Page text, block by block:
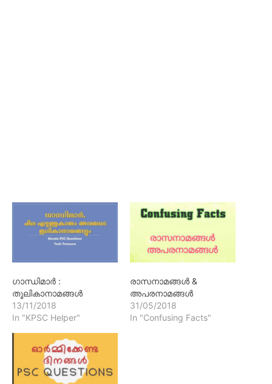
ഗാന്ധിമാർ :
തൂലികാനാമങ്ങൾ
13/11/2018
In "KPSC Helper"
രാസനാമങ്ങൾ &
അപരനാമങ്ങൾ
31/05/2018
In "Confusing Facts"